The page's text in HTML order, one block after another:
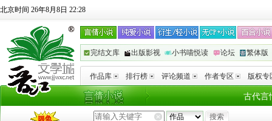
北京时间 26年8月8日 22:28
完结文库 出版影视 小书喵悦读 论坛 繁体版
作品库 排行榜 评论频道 作者专区 版权专
古代言